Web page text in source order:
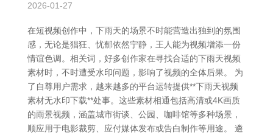
2026-01-27
在短视频创作中，下雨天的场景不时能营造出独到的氛围
感，无论是猖狂、忧郁依然宁静，王人能为视频增添一份
情谊色调。相关词，好多创作家在寻找合适的下雨天视频
素材时，不时遭受水印问题，影响了视频的全体后果。 为
了自尊用户需求，越来越多的平台运转提供**下雨天视频
素材无水印下载**处事。这些素材相通包括高清或4K画质
的雨景视频，涵盖城市街谈、公园、咖啡馆等多种场景，
顺应用于电影裁剪、应付媒体发布或告白制作等用途。 遴